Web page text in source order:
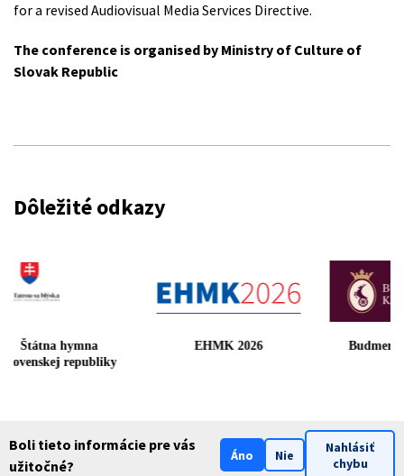
for a revised Audiovisual Media Services Directive.
The conference is organised by Ministry of Culture of
Slovak Republic
Dôležité odkazy
Štátna hymna
Slovenskej republiky
EHMK 2026
Boli tieto informácie pre vás
užitočné?
Áno Nie
Nahlásiť
chybu